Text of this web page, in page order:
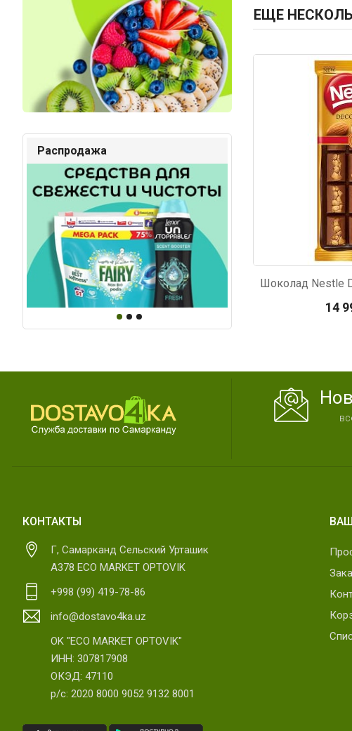
Распродажа
ЕЩЕ
Код: 1207
14
Код: 501
КОНТАКТЫ
Г, Самарканд Сельский Урташик
А378 ECO MARKET OPTOVIK
+998 (99) 419-78-86
info@dostavo4ka.uz
OK "ECO MARKET OPTOVIK"
ИНН: 307817908
ОКЭД: 47110
р/с: 2020 8000 9052 9132 8001